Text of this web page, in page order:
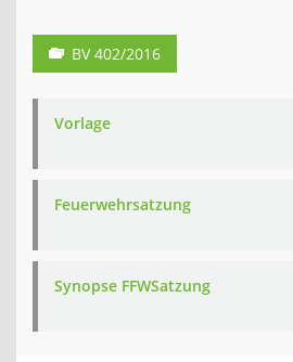
BV 402/2016
Vorlage
Feuerwehrsatzung
Synopse FFWSatzung